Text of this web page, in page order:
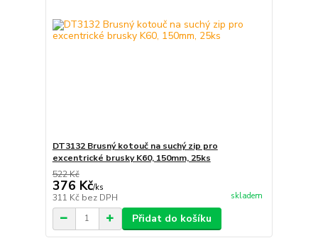
DT3132 Brusný kotouč na suchý zip pro
excentrické brusky K60, 150mm, 25ks
522 Kč
376 Kč/ks
311 Kč bez DPH skladem
Přidat do košíku